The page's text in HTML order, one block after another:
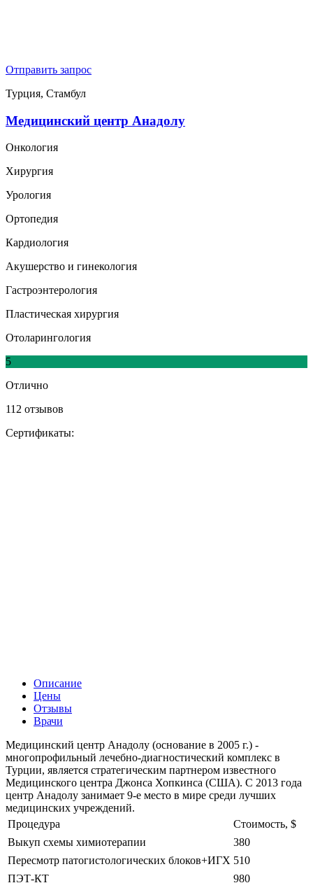
Отправить запрос
Турция, Стамбул
Медицинский центр Анадолу
Онкология
Хирургия
Урология
Ортопедия
Кардиология
Акушерство и гинекология
Гастроэнтерология
Пластическая хирургия
Отоларингология
5
Отлично
112 отзывов
Сертификаты:
Описание
Цены
Отзывы
Врачи
Медицинский центр Анадолу (основание в 2005 г.) -
многопрофильный лечебно-диагностический комплекс в
Турции, является стратегическим партнером известного
Медицинского центра Джонса Хопкинса (США). С 2013 года
центр Анадолу занимает 9-е место в мире среди лучших
медицинских учреждений.
Процедура
Стоимость, $
Выкуп схемы химиотерапии
380
Пересмотр патогистологических блоков+ИГХ 510
ПЭТ-КТ
980